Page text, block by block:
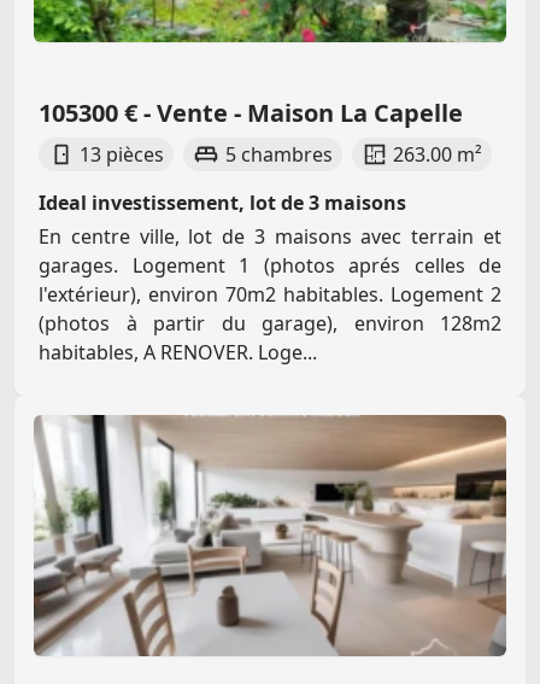
105300 € - Vente - Maison La Capelle
13 pièces 5 chambres
263.00 m²
Ideal investissement, lot de 3 maisons
En centre ville, lot de 3 maisons avec terrain et
garages. Logement 1 (photos aprés celles de
l'extérieur), environ 70m2 habitables. Logement 2
(photos à partir du garage), environ 128m2
habitables, A RENOVER. Loge...